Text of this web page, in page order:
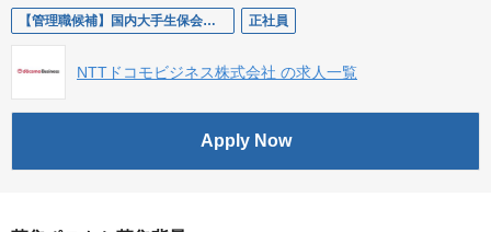
【管理職候補】国内大手生保会社向け保険業務システム開発プロジェクトマネージャー 正社員
NTTドコモビジネス株式会社 の求人一覧
Apply Now